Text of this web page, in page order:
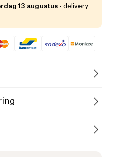
13 augustus · delivery-
(ingrediënten)